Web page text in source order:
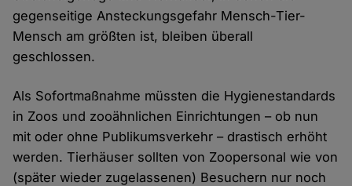
gegenseitige Ansteckungsgefahr Mensch-Tier-
Mensch am größten ist, bleiben überall
geschlossen.
Als Sofortmaßnahme müssten die Hygienestandards
in Zoos und zooähnlichen Einrichtungen – ob nun
mit oder ohne Publikumsverkehr – drastisch erhöht
werden. Tierhäuser sollten von Zoopersonal wie von
(später wieder zugelassenen) Besuchern nur noch